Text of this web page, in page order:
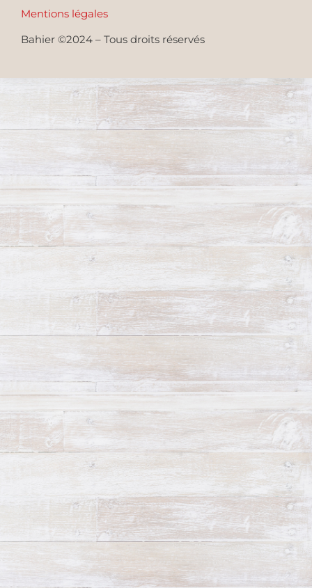
Mentions légales
Bahier ©2024 – Tous droits réservés